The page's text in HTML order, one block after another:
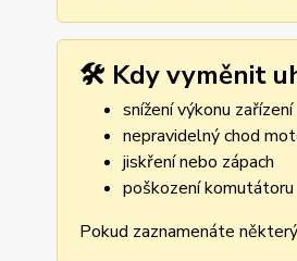
🛠️ Kdy vyměnit
snížení výkonu zařízení
nepravidelný chod
jiskření nebo zápach
poškození komutátoru
Pokud zaznamenáte